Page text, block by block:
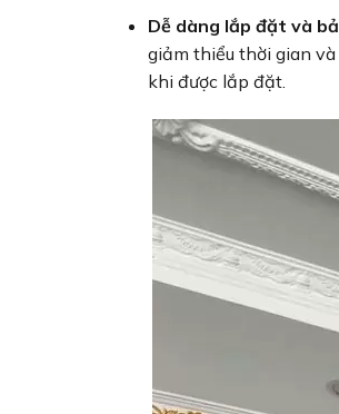
Dễ dàng lắp đặt và
giảm thiểu thời gian
khi được lắp đặt.